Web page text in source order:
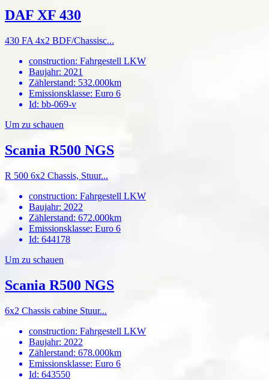
DAF XF 430
430 FA 4x2 BDF/Chassisc...
construction: Fahrgestell LKW
Baujahr: 2021
Zählerstand: 532.000km
Emissionsklasse: Euro 6
Id: bb-069-v
Um zu schauen
Scania R500 NGS
R 500 6x2 Chassis, Stuur...
construction: Fahrgestell LKW
Baujahr: 2022
Zählerstand: 672.000km
Emissionsklasse: Euro 6
Id: 644178
Um zu schauen
Scania R500 NGS
6x2 Chassis cabine Stuur...
construction: Fahrgestell LKW
Baujahr: 2022
Zählerstand: 678.000km
Emissionsklasse: Euro 6
Id: 643550